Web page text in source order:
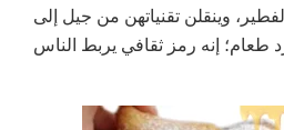
وينقلن تقنياتهن من جيل إلى
طعام؛ إنه رمز ثقافي يربط الناس